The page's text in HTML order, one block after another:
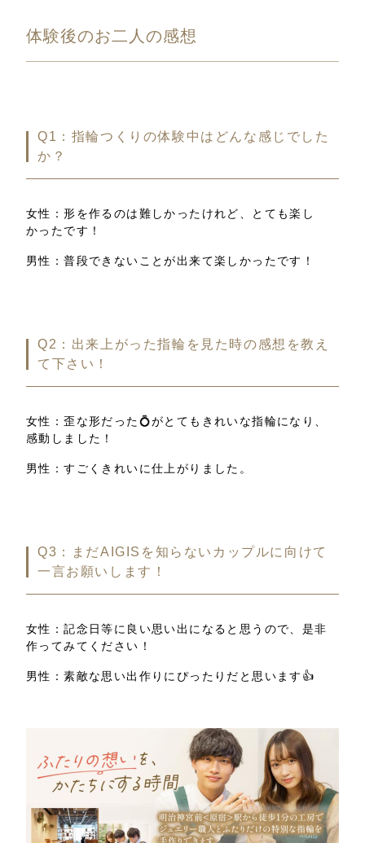
体験後のお二人の感想
Q1： 指輪つくりの体験中はどんな感じでした
か？
女性：形を作るのは難しかったけれど、とても楽し
かったです！
男性：普段できないことが出来て楽しかったです！
Q2： 出来上がった指輪を見た時の感想を教え
て下さい！
女性：歪な形だった💍がとてもきれいな指輪になり、
感動しました！
男性：すごくきれいに仕上がりました。
Q3：
まだAIGISを知らないカップルに向けて
一言お願いします！
女性：記念日等に良い思い出になると思うので、是非
作ってみてください！
男性：素敵な思い出作りにぴったりだと思います👍️